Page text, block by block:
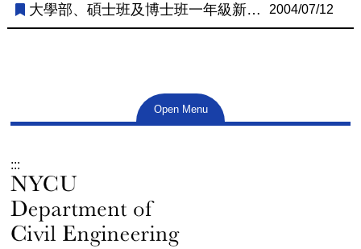
大學部、碩士班及博士班一年級新生兵役緩徵事宜 2004/07/12
Open Menu
:::